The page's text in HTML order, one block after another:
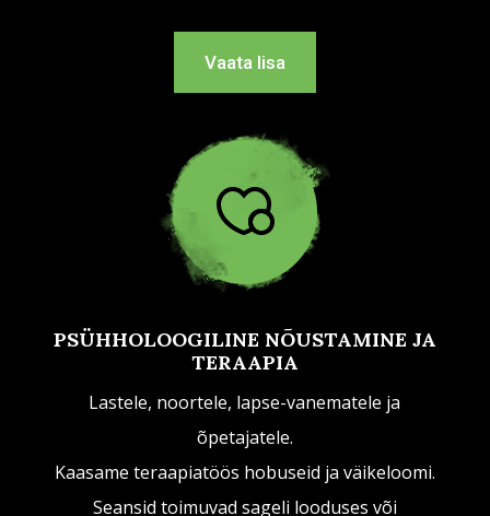
Vaata lisa
PSÜHHOLOOGILINE NÕUSTAMINE JA
TERAAPIA
Lastele, noortele, lapse-vanematele ja
õpetajatele.
Kaasame teraapiatöös hobuseid ja väikeloomi.
Seansid toimuvad sageli looduses või